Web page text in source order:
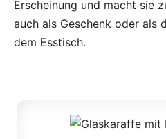
Erscheinung und macht sie
auch als Geschenk oder als
dem Esstisch.